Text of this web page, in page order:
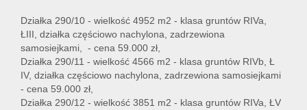
Działka 290/10 - wielkość 4952 m2 - klasa gruntów RIVa,
ŁIII, działka częściowo nachylona, zadrzewiona
samosiejkami, - cena 59.000 zł,
Działka 290/11 - wielkość 4566 m2 - klasa gruntów RIVb, Ł
IV, działka częściowo nachylona, zadrzewiona samosiejkami
- cena 59.000 zł,
Działka 290/12 - wielkość 3851 m2 - klasa gruntów RIVa, ŁV